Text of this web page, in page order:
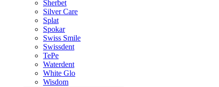
Sherbet
Silver Care
Splat
Spokar
Swiss Smile
Swissdent
TePe
Waterdent
White Glo
Wisdom